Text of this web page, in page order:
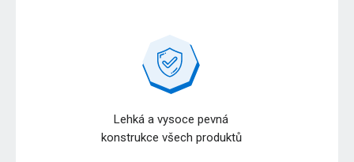
Lehká a vysoce pevná
konstrukce všech produktů